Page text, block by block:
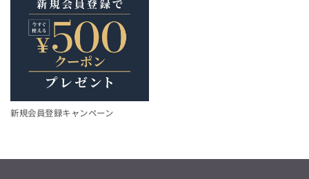
新規会員登録キャンペーン